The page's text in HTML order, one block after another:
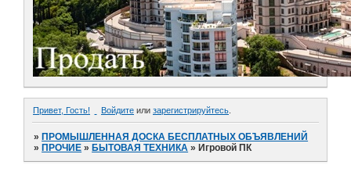
Привет, Гость! Войдите или зарегистрируйтесь
»ПРОМЫШЛЕННАЯ ДОСКА БЕСПЛАТНЫХ ОБЪЯВЛЕНИЙ
»ПРОЧИЕ »БЫТОВАЯ ТЕХНИКА »Игровой ПК